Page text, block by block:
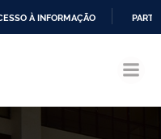
À INFORMAÇÃO